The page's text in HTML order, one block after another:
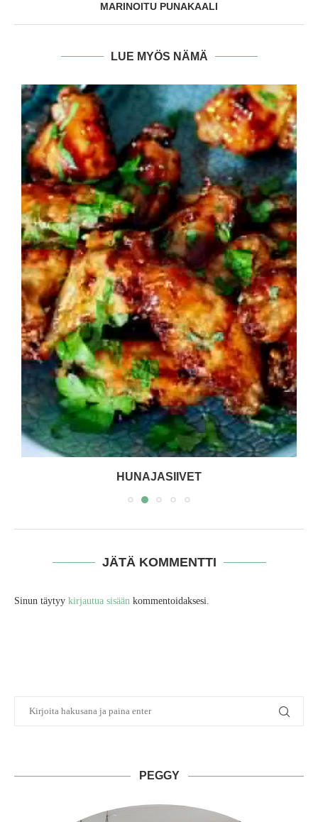
MARINOITU PUNAKAALI
LUE MYÖS NÄMÄ
HUNAJASIIVET
JÄTÄ KOMMENTTI
Sinun täytyy kirjautua sisään kommentoidaksesi.
PEGGY